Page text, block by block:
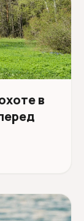
в